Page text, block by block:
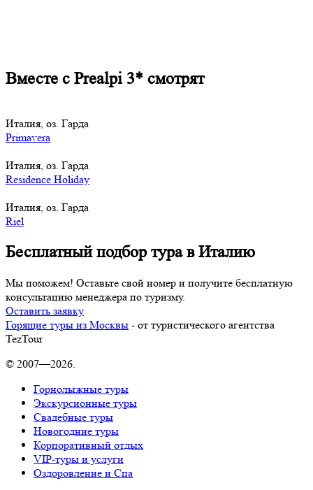
Вместе с Prealpi 3* смотрят
Италия, оз. Гарда
Primavera
Италия, оз. Гарда
Residence Holiday
Италия, оз. Гарда
Riel
Бесплатный подбор тура в Италию
Мы поможем! Оставьте свой номер и получите бесплатную
консультацию менеджера по туризму.
Оставить заявку
Горящие туры из Москвы - от туристического агентства
TezTour
© 2007—2026.
Горнолыжные туры
Экскурсионные туры
Свадебные туры
Новогодние туры
Корпоративный отдых
VIP-туры и услуги
Оздоровление и Спа